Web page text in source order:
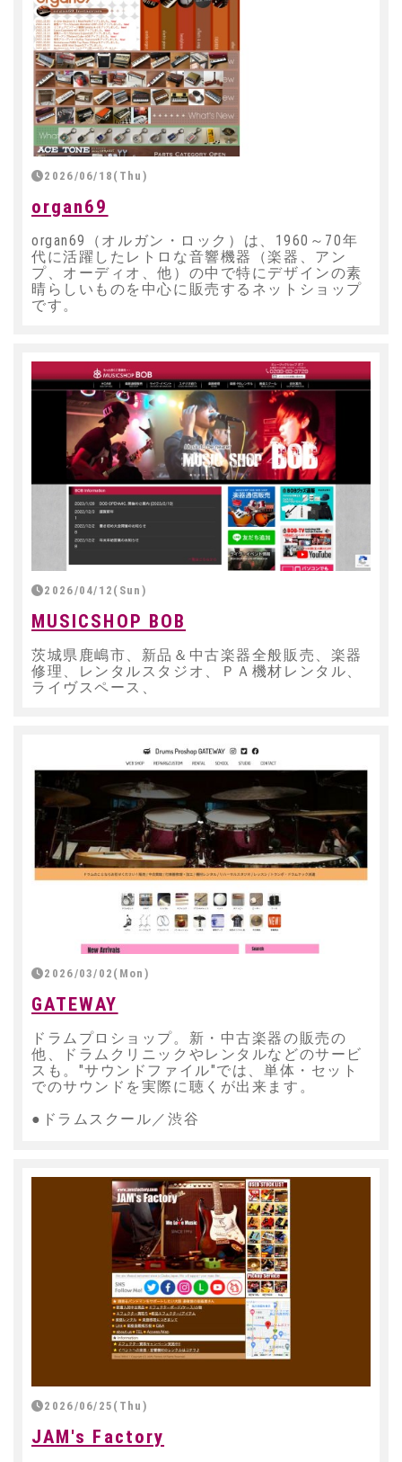
2026/06/18(Thu)
organ69
organ69（オルガン・ロック）は、1960～70年
代に活躍したレトロな音響機器（楽器、アン
プ、オーディオ、他）の中で特にデザインの素
晴らしいものを中心に販売するネットショップ
です。
2026/04/12(Sun)
MUSICSHOP BOB
茨城県鹿嶋市、新品＆中古楽器全般販売、楽器
修理、レンタルスタジオ、ＰＡ機材レンタル、
ライヴスペース、
2026/03/02(Mon)
GATEWAY
ドラムプロショップ。新・中古楽器の販売の
他、ドラムクリニックやレンタルなどのサービ
スも。"サウンドファイル"では、単体・セット
でのサウンドを実際に聴くが出来ます。
●ドラムスクール／渋谷
2026/06/25(Thu)
JAM's Factory